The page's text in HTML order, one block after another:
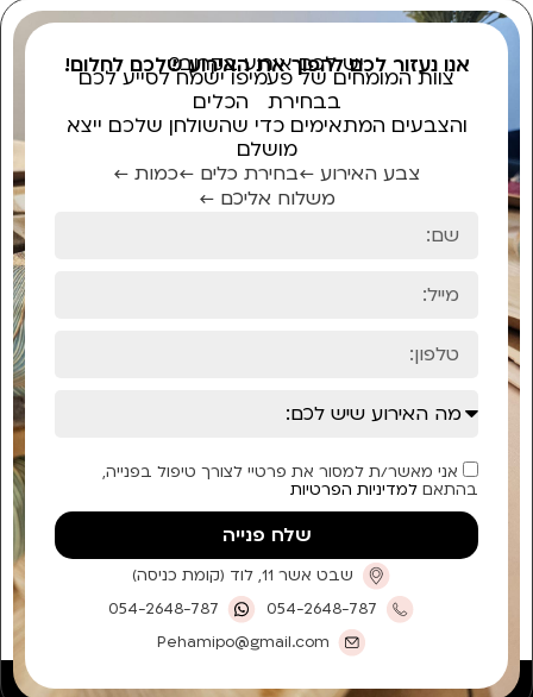
יש לכם אירוע בקרוב?
אנו נעזור לכם להפוך את האירוע שלכם לחלום!
צוות המומחים של פעמיפו ישמח לסייע לכם
בבחירת הכלים
והצבעים המתאימים כדי שהשולחן שלכם ייצא
מושלם
צבע האירוע ←בחירת כלים ←כמות ←
משלוח אליכם ←
אני מאשר/ת למסור את פרטיי לצורך טיפול בפנייה,
בהתאם למדיניות הפרטיות
שלח פנייה
שבט אשר 11, לוד (קומת כניסה)
054-2648-787
054-2648-787
Pehamipo@gmail.com